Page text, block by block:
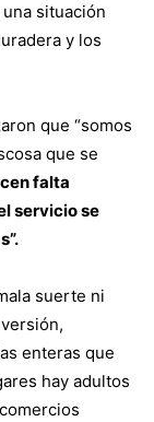
situación
y los
que “somos
que se
falta
servicio se
suerte ni
enteras que
hay adultos